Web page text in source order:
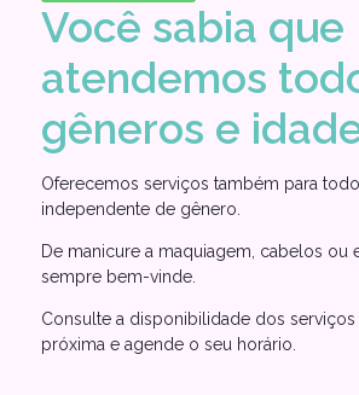
Você sabia que
atendemos
gêneros e
Oferecemos serviços também para
independente de gênero.
De manicure a maquiagem, cabelos ou
sempre bem-vinde.
Consulte a disponibilidade dos serviços
próxima e agende o seu horário.